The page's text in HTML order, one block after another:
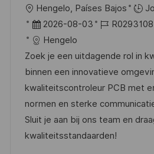
U
b
c
a
c
i
ó
n
Hengelo, Países Bajos
F
e
c
h
a
d
e
p
2026-08-03
I
d
e
e
m
p
l
R0293108
Hengelo
Zoek je een uitdagende rol in
binnen een innovatieve
kwaliteitscontroleur PCB met
normen en sterke
Sluit je aan bij ons team en
kwaliteitsstandaarden!